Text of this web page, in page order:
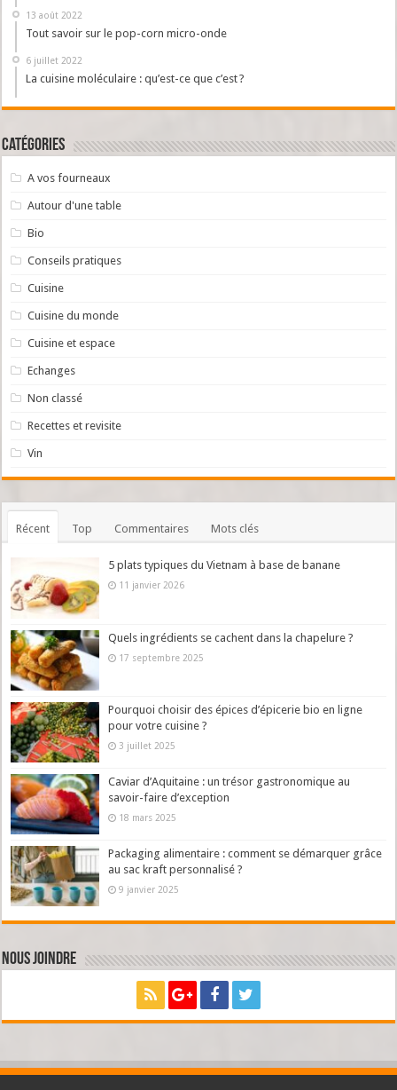
13 août 2022
Tout savoir sur le pop-corn micro-onde
6 juillet 2022
La cuisine moléculaire : qu’est-ce que c’est ?
Catégories
A vos fourneaux
Autour d'une table
Bio
Conseils pratiques
Cuisine
Cuisine du monde
Cuisine et espace
Echanges
Non classé
Recettes et revisite
Vin
Récent Top Commentaires Mots clés
5 plats typiques du Vietnam à base de banane
11 janvier 2026
Quels ingrédients se cachent dans la chapelure ?
17 septembre 2025
Pourquoi choisir des épices d’épicerie bio en ligne
pour votre cuisine ?
3 juillet 2025
Caviar d’Aquitaine : un trésor gastronomique au
savoir-faire d’exception
18 mars 2025
Packaging alimentaire : comment se démarquer grâce
au sac kraft personnalisé ?
9 janvier 2025
Nous joindre